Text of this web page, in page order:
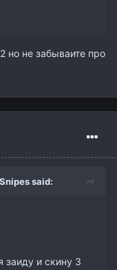
но не забываите про
said:
заиду и скину 3